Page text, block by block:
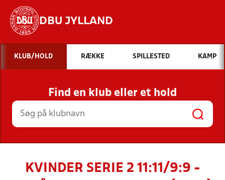
DBU JYLLAND
Hvad vil du søge efter?
INDHOLD OG NYHEDER
STILLINGER, RESULTATER, KLUBBER OG
HOLD
KLUB/HOLD RÆKKE SPILLESTED KAMP
Find en klub eller et hold
KVINDER SERIE 2 11:11/9:9 -